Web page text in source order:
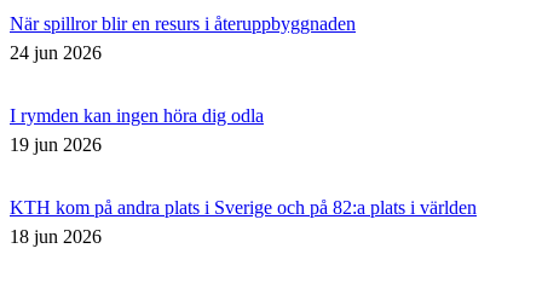
När spillror blir en resurs i återuppbyggnaden
24 jun 2026
I rymden kan ingen höra dig odla
19 jun 2026
KTH kom på andra plats i Sverige och på 82:a plats i världen
18 jun 2026